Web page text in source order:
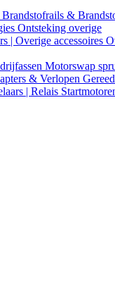
Brandstofrails &
Ontsteking overige
| Overige accessoires
Motorswap
& Verlopen
| Relais